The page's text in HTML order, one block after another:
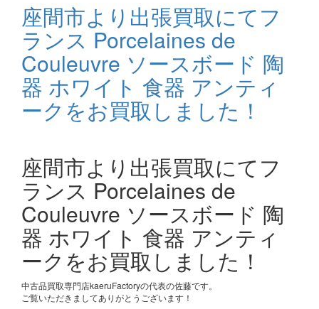
座間市より出張買取にてフ
ランス Porcelaines de
Couleuvre ソースボード 陶
器 ホワイト 食器 アンティ
ークをお買取しました！
座間市より出張買取にてフ
ランス Porcelaines de
Couleuvre ソースボード 陶
器 ホワイト 食器 アンティ
ークをお買取しました！
中古品買取専門店kaeruFactoryの代表の佐藤です。
ご覧いただきましてありがとうございます！